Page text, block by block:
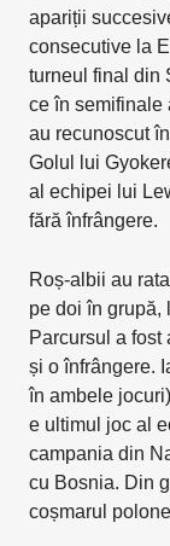
apariții
consecutive la
turneul final din
ce în semifinale
au recunoscut
Golul lui
al echipei lui
fără înfrângere.
Roș-albii au
pe doi în grupă,
Parcursul a
și o înfrângere.
în ambele
e ultimul joc al
campania din
cu Bosnia. Din
coșmarul